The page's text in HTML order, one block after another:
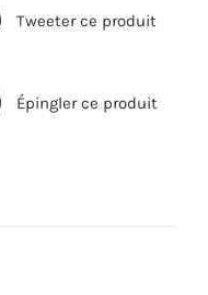
Tweeter ce produit
Épingler ce produit